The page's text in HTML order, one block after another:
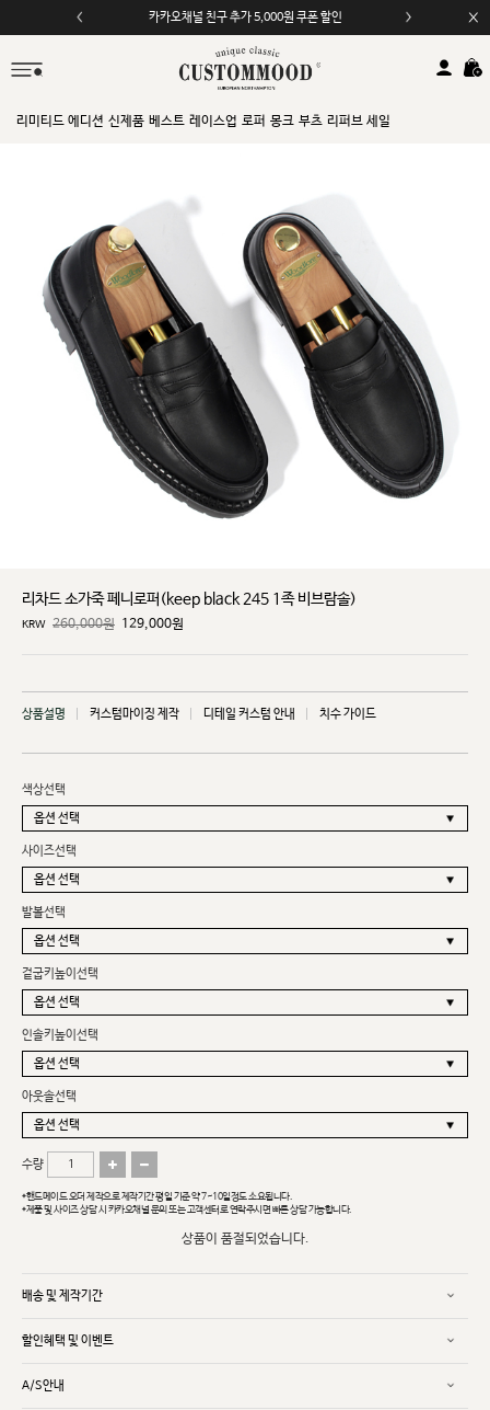
카카오채널 친구 추가 5,000원 쿠폰 할인
리미티드 에디션 신제품 베스트 레이스업 로퍼 몽크 부츠 리퍼브 세일
리차드 소가죽 페니로퍼(keep black 245 1족 비브람솔)
KRW 260,000원 129,000원
상품설명 커스텀마이징 제작 디테일 커스텀 안내 치수 가이드
색상선택
사이즈선택
발볼선택
겉굽키높이선택
인솔키높이선택
아웃솔선택
수량
*핸드메이드 오더 제작으로 제작기간 평일 기준 약 7~10일정도 소요됩니다.
*제품 및 사이즈 상담 시 카카오채널 문의 또는 고객센터로 연락주시면 빠른 상담 가능합니다.
상품이 품절되었습니다.
배송 및 제작기간
할인혜택 및 이벤트
A/S안내